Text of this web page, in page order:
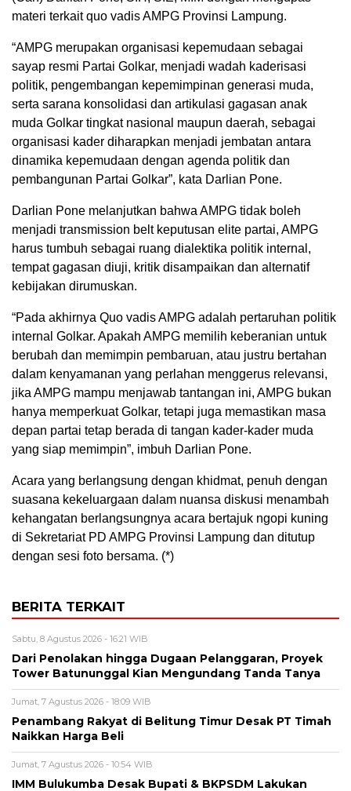
materi terkait quo vadis AMPG Provinsi Lampung.
“AMPG merupakan organisasi kepemudaan sebagai
sayap resmi Partai Golkar, menjadi wadah kaderisasi
politik, pengembangan kepemimpinan generasi muda,
serta sarana konsolidasi dan artikulasi gagasan anak
muda Golkar tingkat nasional maupun daerah, sebagai
organisasi kader diharapkan menjadi jembatan antara
dinamika kepemudaan dengan agenda politik dan
pembangunan Partai Golkar”, kata Darlian Pone.
Darlian Pone melanjutkan bahwa AMPG tidak boleh
menjadi transmission belt keputusan elite partai, AMPG
harus tumbuh sebagai ruang dialektika politik internal,
tempat gagasan diuji, kritik disampaikan dan alternatif
kebijakan dirumuskan.
“Pada akhirnya Quo vadis AMPG adalah pertaruhan politik
internal Golkar. Apakah AMPG memilih keberanian untuk
berubah dan memimpin pembaruan, atau justru bertahan
dalam kenyamanan yang perlahan menggerus relevansi,
jika AMPG mampu menjawab tantangan ini, AMPG bukan
hanya memperkuat Golkar, tetapi juga memastikan masa
depan partai tetap berada di tangan kader-kader muda
yang siap memimpin”, imbuh Darlian Pone.
Acara yang berlangsung dengan khidmat, penuh dengan
suasana kekeluargaan dalam nuansa diskusi menambah
kehangatan berlangsungnya acara bertajuk ngopi kuning
di Sekretariat PD AMPG Provinsi Lampung dan ditutup
dengan sesi foto bersama. (*)
BERITA TERKAIT
Sabtu, 8 Agustus 2026 - 16:21 WIB
Dari Penolakan hingga Dugaan Pelanggaran, Proyek
Tower Batununggal Kian Mengundang Tanda Tanya
Jumat, 7 Agustus 2026 - 18:09 WIB
Penambang Rakyat di Belitung Timur Desak PT Timah
Naikkan Harga Beli
Jumat, 7 Agustus 2026 - 10:54 WIB
IMM Bulukumba Desak Bupati & BKPSDM Lakukan